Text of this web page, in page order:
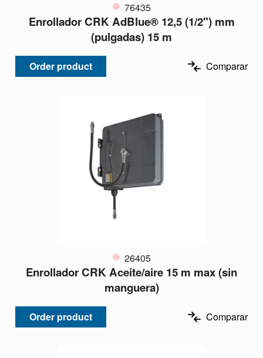
76435
Enrollador CRK AdBlue® 12,5 (1/2") mm
(pulgadas) 15 m
Order product Comparar
26405
Enrollador CRK Aceite/aire 15 m max (sin
manguera)
Order product Comparar